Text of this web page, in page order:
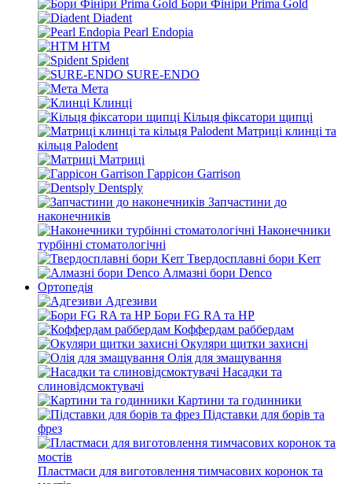
Бори Фініри Prima Gold
Diadent
Pearl Endopia
HTM
Spident
SURE-ENDO
Мета
Клинці
Кільця фіксатори щипці
Матриці клинці та
кільця Palodent
Матриці
Гаррісон Garrison
Dentsply
Запчастини до
наконечників
Наконечники
турбінні стоматологічні
Твердосплавні бори Kerr
Алмазні бори Denco
Ортопедія
Адгезиви
Бори FG RA та HP
Коффердам раббердам
Окуляри щитки захисні
Олія для змащування
Насадки та
слиновідсмоктувачі
Картини та годинники
Підставки для борів та
фрез
Пластмаси для виготовлення тимчасових коронок та